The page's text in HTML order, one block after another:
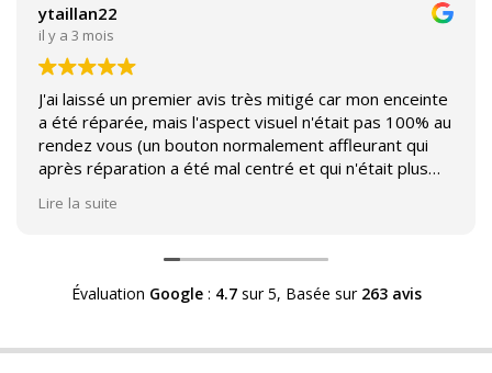
ytaillan22
il y a 3 mois
J'ai laissé un premier avis très mitigé car mon enceinte
a été réparée, mais l'aspect visuel n'était pas 100% au
rendez vous (un bouton normalement affleurant qui
après réparation a été mal centré et qui n'était plus
Héritage afin d'échanger sur mon expérience et on
m'a fourni des explications sur le pourquoi cet aspect
visuel.
enceinte n'est plus fabriqué (et donc vendu) et que
Lire la suite
Évaluation Google: 4.7sur 5, Basée sur 263 avis